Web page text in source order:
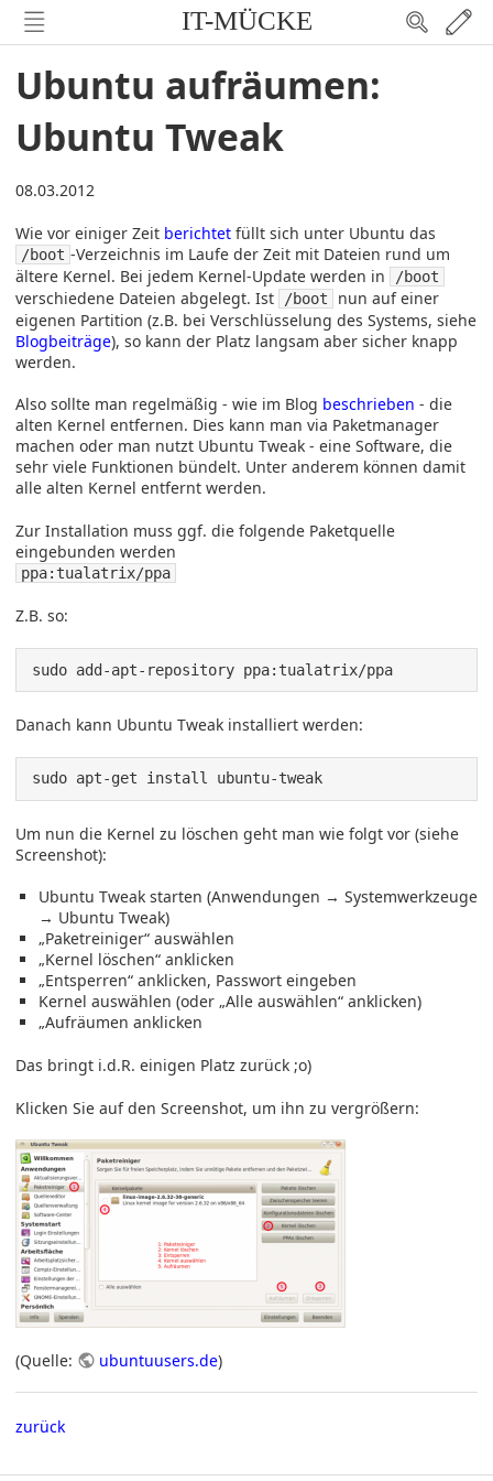
IT-MÜCKE
Ubuntu aufräumen:
Ubuntu Tweak
08.03.2012
Wie vor einiger Zeit berichtet füllt sich unter Ubuntu das
/boot -Verzeichnis im Laufe der Zeit mit Dateien rund um
ältere Kernel. Bei jedem Kernel-Update werden in
/boot
verschiedene Dateien abgelegt. Ist /boot
nun auf einer
eigenen Partition (z.B. bei Verschlüsselung des Systems, siehe
Blogbeiträge), so kann der Platz langsam aber sicher knapp
werden.
Also sollte man regelmäßig - wie im Blog beschrieben - die
alten Kernel entfernen. Dies kann man via Paketmanager
machen oder man nutzt Ubuntu Tweak - eine Software, die
sehr viele Funktionen bündelt. Unter anderem können damit
alle alten Kernel entfernt werden.
Zur Installation muss ggf. die folgende Paketquelle
eingebunden werden
ppa:tualatrix/ppa
Z.B. so:
sudo add-apt-repository ppa:tualatrix/ppa
Danach kann Ubuntu Tweak installiert werden:
sudo apt-get install ubuntu-tweak
Um nun die Kernel zu löschen geht man wie folgt vor (siehe
Screenshot):
Ubuntu Tweak starten (Anwendungen → Systemwerkzeuge
→ Ubuntu Tweak)
„Paketreiniger“ auswählen
„Kernel löschen“ anklicken
„Entsperren“ anklicken, Passwort eingeben
Kernel auswählen (oder „Alle auswählen“ anklicken)
„Aufräumen anklicken
Das bringt i.d.R. einigen Platz zurück ;o)
Klicken Sie auf den Screenshot, um ihn zu vergrößern:
(Quelle: ubuntuusers.de)
zurück